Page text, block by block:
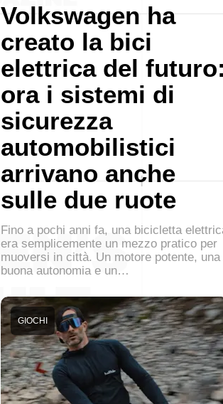
Volkswagen ha
creato la bici
elettrica del
ora i sistemi di
sicurezza
automobilistici
arrivano anche
sulle due ruote
Fino a pochi anni fa, una bicicletta
era semplicemente un mezzo pratico per
muoversi in città. Un motore potente, una
buona autonomia e un…
GIOCHI